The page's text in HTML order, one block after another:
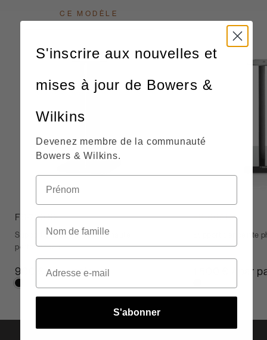
CE MODÈLE
FS-700 S3
Support d’enceinte 700 S3 haute
performance
900 € / par paire
FS-805 D4
Support d’enceinte
1 500 € / par
S'inscrire aux nouvelles et
mises à jour de Bowers &
Wilkins
Devenez membre de la communauté
Bowers & Wilkins.
S'abonner